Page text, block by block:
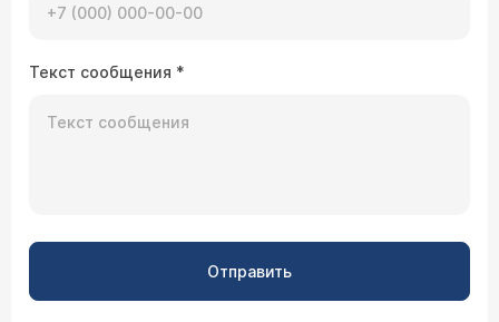
Текст сообщения *
Отправить